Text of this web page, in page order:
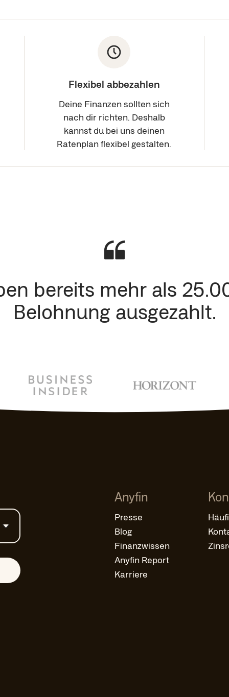
Flexibel abbezahlen
Deine Finanzen sollten sich
nach dir richten. Deshalb
kannst du bei uns deinen
Ratenplan flexibel gestalten.
bereits mehr als
Belohnung ausgezahlt.
Anyfin
Presse
Blog
Finanzwissen
Anyfin Report
Karriere